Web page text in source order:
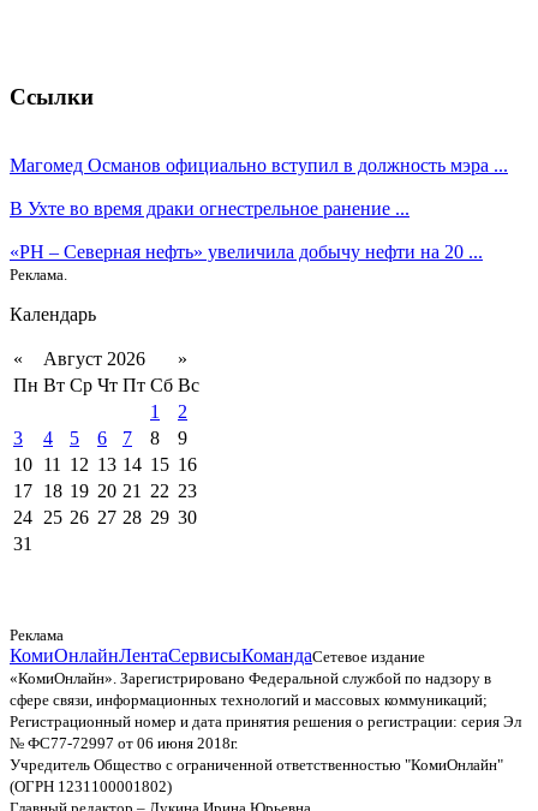
Ссылки
Магомед Османов официально вступил в должность мэра ...
В Ухте во время драки огнестрельное ранение ...
«РН – Северная нефть» увеличила добычу нефти на 20 ...
Реклама.
Календарь
« Август 2026
»
Пн Вт Ср Чт Пт Сб Вс
1
2
3
4 5 6 7 8
9
10 11 12 13 14 15 16
17 18 19 20 21 22 23
24 25 26 27 28 29 30
31
Реклама
КомиОнлайнЛентаСервисыКомандаСетевое издание
«КомиОнлайн». Зарегистрировано Федеральной службой по надзору в
сфере связи, информационных технологий и массовых коммуникаций;
Регистрационный номер и дата принятия решения о регистрации: серия Эл
№ ФС77-72997 от 06 июня 2018г.
Учредитель Общество с ограниченной ответственностью "КомиОнлайн"
(ОГРН 1231100001802)